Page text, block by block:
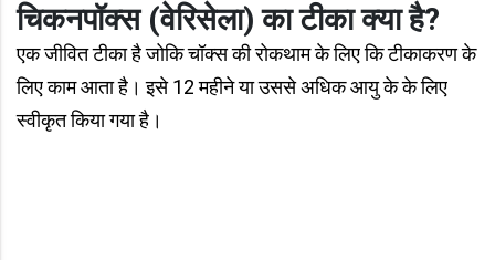
चिकनपॉक्स (वेरिसेला) का टीका क्या है?
एक जीवित टीका है जोकि चॉक्स की रोकथाम के लिए कि टीकाकरण के
लिए काम आता है। इसे 12 महीने या उससे अधिक आयु के के लिए
स्वीकृत किया गया है।